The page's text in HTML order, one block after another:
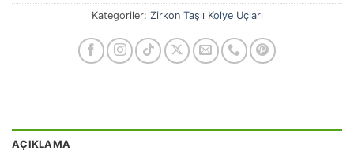
Kategoriler: Zirkon Taşlı Kolye Uçları
AÇIKLAMA